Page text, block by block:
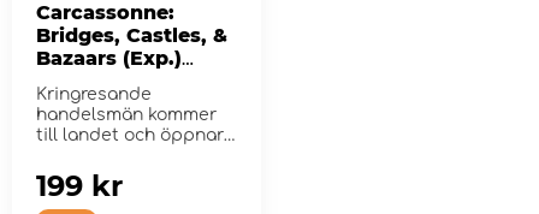
Carcassonne:
Bridges, Castles, &
Bazaars (Exp.)
(Eng)
Kringresande
handelsmän kommer
till landet och öppnar
199 kr